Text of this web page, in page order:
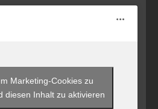
Marketing-Cookies zu
diesen Inhalt zu aktivieren